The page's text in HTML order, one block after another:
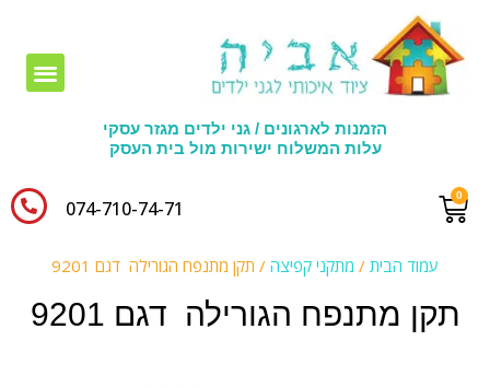
הזמנות לארגונים / גני ילדים מגזר עסקי
עלות המשלוח ישירות מול בית העסק
074-710-74-71​
עמוד הבית / מתקני קפיצה / תקן מתנפח הגורילה דגם 9201
תקן מתנפח הגורילה דגם 9201